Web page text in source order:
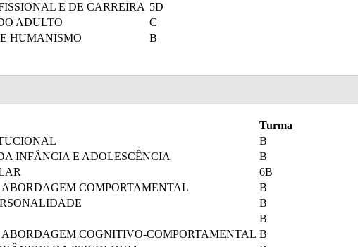
E DE CARREIRA 5D
ADULTO
C
HUMANISMO B
Turma
B
INFÂNCIA E ADOLESCÊNCIA
B
6B
COMPORTAMENTAL
B
B
B
ABORDAGEM COGNITIVO-COMPORTAMENTAL B